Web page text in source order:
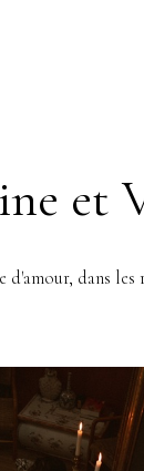
et
d'amour, dans les